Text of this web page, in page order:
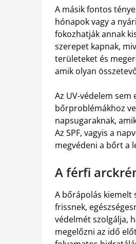
A másik fontos
hónapok vagy a
fokozhatják annak
szerepet kapnak,
területeket és
amik olyan
Az UV-védelem
bőrproblémákhoz
napsugaraknak,
Az SPF, vagyis a
megvédeni a bőrt a
A férfi
A bőrápolás kiemelt
frissnek,
védelmét szolgálja,
megelőzni az idő